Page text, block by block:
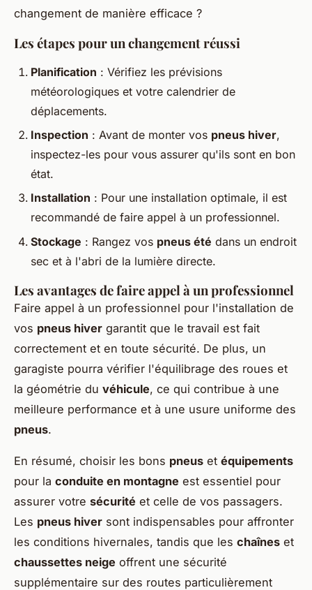
changement de manière efficace ?
Les étapes pour un changement réussi
Planification : Vérifiez les prévisions
météorologiques et votre calendrier de
déplacements.
Inspection : Avant de monter vos pneus hiver,
inspectez-les pour vous assurer qu'ils sont en bon
état.
Installation : Pour une installation optimale, il est
recommandé de faire appel à un professionnel.
Stockage : Rangez vos pneus été dans un endroit
sec et à l'abri de la lumière directe.
Les avantages de faire appel à un professionnel
Faire appel à un professionnel pour l'installation de
vos pneus hiver garantit que le travail est fait
correctement et en toute sécurité. De plus, un
garagiste pourra vérifier l'équilibrage des roues et
la géométrie du véhicule, ce qui contribue à une
meilleure performance et à une usure uniforme des
pneus.
En résumé, choisir les bons pneus et équipements
pour la conduite en montagne est essentiel pour
assurer votre sécurité et celle de vos passagers.
Les pneus hiver sont indispensables pour affronter
les conditions hivernales, tandis que les chaînes et
chaussettes neige offrent une sécurité
supplémentaire sur des routes particulièrement